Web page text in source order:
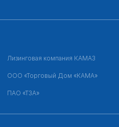
Лизинговая компания КАМАЗ
ООО «Торговый Дом «КАМА»
ПАО «ТЗА»